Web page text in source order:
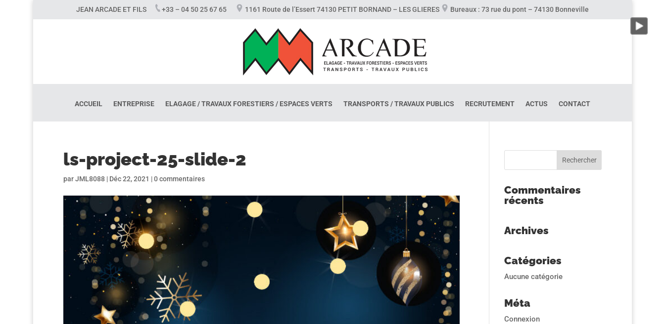
JEAN ARCADE ET FILS +33 – 04 50 25 67 65 1161 Route de l’Essert 74130 PETIT BORNAND – LES GLIERES Bureaux : 73 rue du pont – 74130 Bonneville
ACCUEIL ENTREPRISE ELAGAGE / TRAVAUX FORESTIERS / ESPACES VERTS TRANSPORTS / TRAVAUX PUBLICS RECRUTEMENT ACTUS CONTACT
ls-project-25-slide-2
parJML8088| Déc 22, 2021 |0 commentaires
Commentaires
récents
Archives
Catégories
Aucune catégorie
Méta
Connexion